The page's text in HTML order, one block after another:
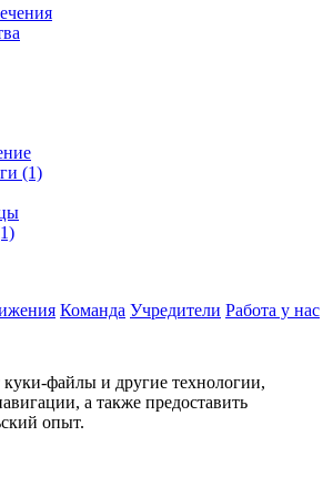
(1)
Команда Учредители Работа у нас
куки-файлы и другие технологии,
а также предоставить
опыт.